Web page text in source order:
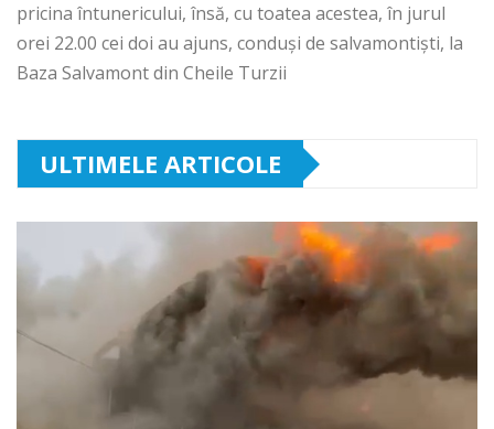
pricina întunericului, însă, cu toatea acestea, în jurul
orei 22.00 cei doi au ajuns, conduși de salvamontiști, la
Baza Salvamont din Cheile Turzii
ULTIMELE ARTICOLE